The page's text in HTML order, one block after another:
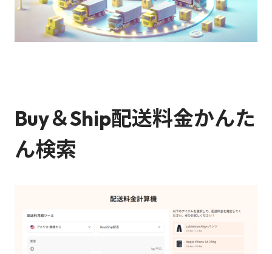
Buy＆Ship配送料金かんた
ん検索